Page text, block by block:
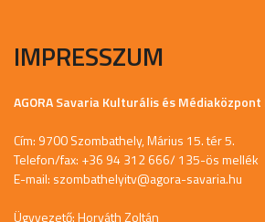
IMPRESSZUM
AGORA Savaria Kulturális és
Cím: 9700 Szombathely, Márius 15. tér 5.
Telefon/fax: +36 94 312 666/ 135-ös mellék
E-mail: szombathelyitv@agora-savaria.hu
Ügyvezető: Horváth Zoltán